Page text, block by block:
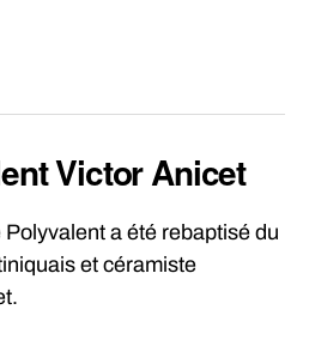
Victor Anicet
Polyvalent a été rebaptisé du
et céramiste